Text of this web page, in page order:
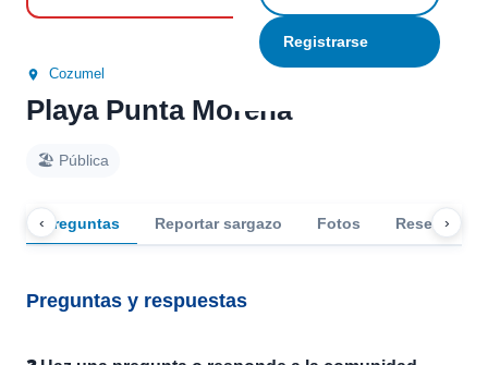
Registrarse
Cozumel
Playa Punta Morena
🏖️ Pública
‹ Preguntas Reportar sargazo Fotos Reseñas
›
Preguntas y respuestas